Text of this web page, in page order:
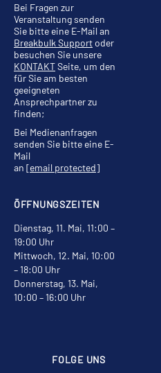
ÖFFNUNGSZEITEN
Dienstag, 11. Mai, 11:00 –
19:00 Uhr
Mittwoch, 12. Mai, 10:00
– 18:00 Uhr
Donnerstag, 13. Mai,
10:00 – 16:00 Uhr
Bei Fragen zur
Veranstaltung senden
Sie bitte eine E-Mail an
Breakbulk Supportoder
besuchen Sie unsere
KONTAKTSeite, um den
für Sie am besten
geeigneten
Ansprechpartner zu
finden;
Bei Medienanfragen
senden Sie bitte eine E-
Mail
an [email protected]
FOLGE UNS